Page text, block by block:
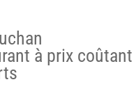
à prix coûtant